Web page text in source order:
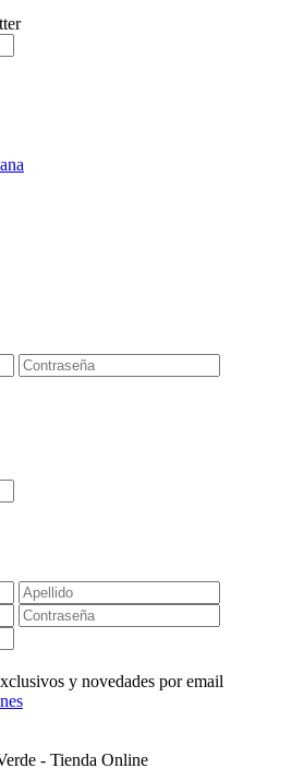
y novedades por email